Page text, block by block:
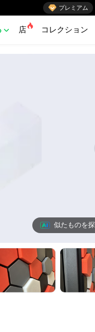
 プレミアム
 店 コレクション
似たものを